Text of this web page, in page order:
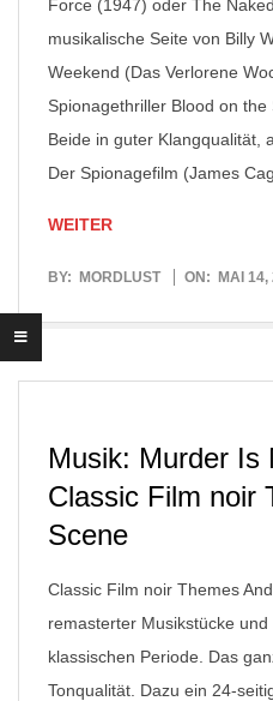
Force (1947) oder The
musikalische Seite von Billy
Weekend (Das Verlorene
Spionagethriller Blood on the
Beide in guter Klangqualität,
Der Spionagefilm (James
WEITER
2017-
BY: MORDLUST ON: MAI 14,
Musik: Murder Is
Classic Film noir
Scene
Classic Film noir Themes
remasterter Musikstücke
klassischen Periode. Das
Tonqualität. Dazu ein 24-